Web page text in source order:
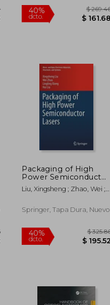
$ 427.13 dcto.
Packaging of High
Power Semiconductor
Lasers (en Inglés)
Liu, Xingsheng ; Zhao, Wei ;
Springer, Tapa Dura, Nuevo